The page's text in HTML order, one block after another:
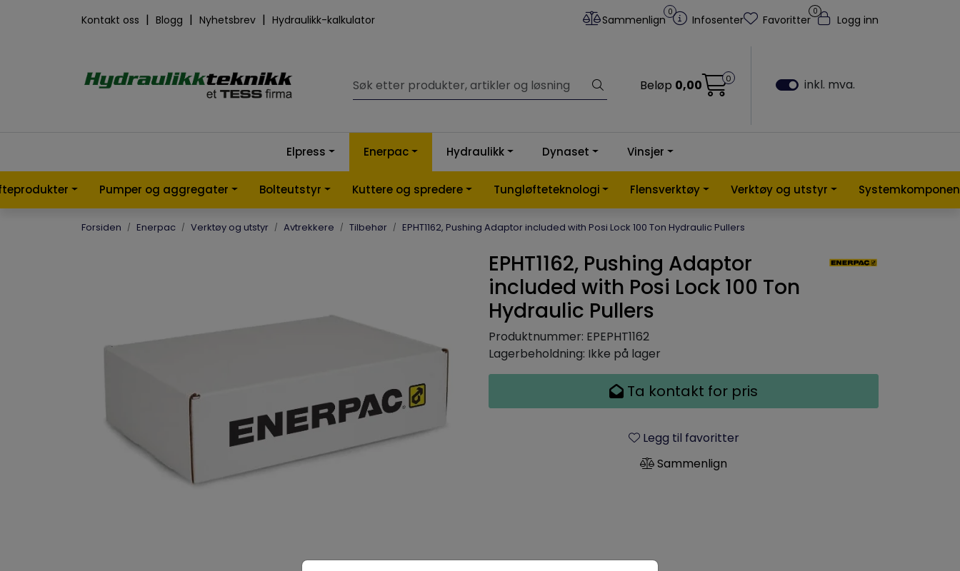
Kontakt oss | Blogg | Nyhetsbrev | Hydraulikk-kalkulator Sammenlign
0
Infosenter
0
Favoritter Logg inn
Beløp 0,00 0 inkl. mva.
Elpress Enerpac
Pumper og aggregater Bolteutstyr Kuttere og spredere Tungløfteteknologi Flensverktøy Verktøy og utstyr
Hydraulikk Dynaset Vinsjer
Forsiden Enerpac Verktøy og utstyr Avtrekkere Tilbehør EPHT1162, Pushing Adaptor included with Posi Lock 100 Ton Hydraulic Pullers
EPHT1162, Pushing Adaptor
included with Posi Lock 100 Ton
Hydraulic Pullers
Produktnummer: EPEPHT1162
Lagerbeholdning: Ikke på lager
Ta kontakt for pris
Legg til favoritter
Sammenlign